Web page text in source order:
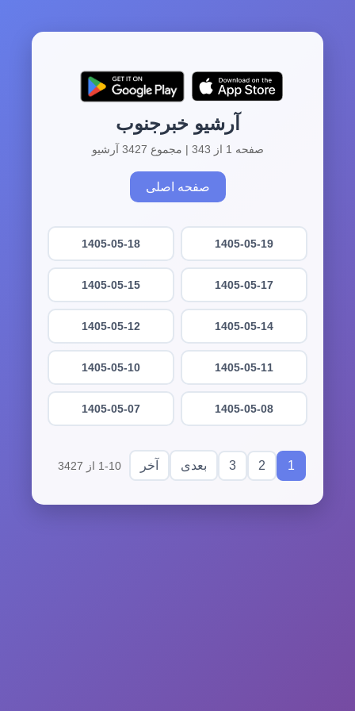
آرشیو خبرجنوب
صفحه 1 از 343 | مجموع 3427 آرشیو
صفحه اصلی
1405-05-19
1405-05-18
1405-05-17
1405-05-15
1405-05-14
1405-05-12
1405-05-11
1405-05-10
1405-05-08
1405-05-07
1
2
3 بعدی آخر 1-10 از 3427